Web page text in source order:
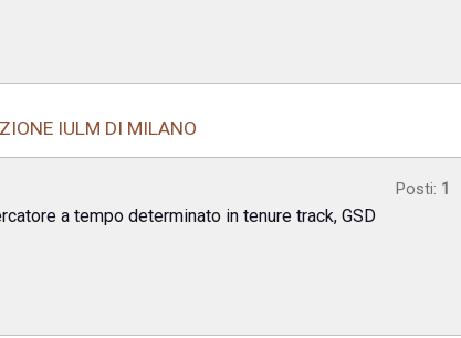
IULM DI MILANO
Posti: 1
a tempo determinato in tenure track, GSD